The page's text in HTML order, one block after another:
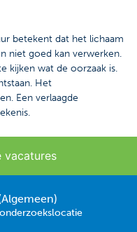
betekent dat het lichaam
niet goed kan verwerken.
kijken wat de oorzaak is.
Het
Een verlaagde